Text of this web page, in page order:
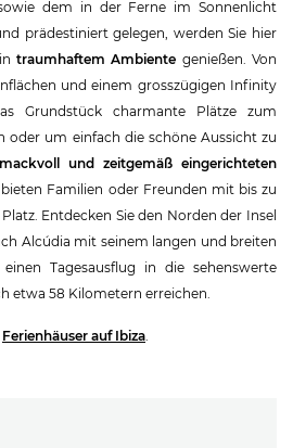
dem in der Ferne im Sonnenlicht
prädestiniert gelegen, werden Sie hier
intraumhaftem Ambiente genießen. Von
und einem grosszügigen Infinity
Grundstück charmante Plätze zum
oder um einfach die schöne Aussicht zu
und zeitgemäß eingerichteten
bieten Familien oder Freunden mit bis zu
Entdecken Sie den Norden der Insel
Alcúdia mit seinem langen und breiten
Tagesausflug in die sehenswerte
etwa 58 Kilometern erreichen.
Ferienhäuser auf Ibiza